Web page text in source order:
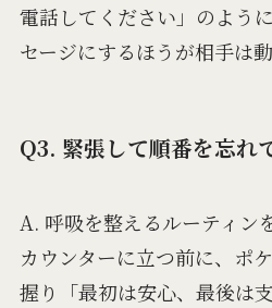
電話してください」のよう
セージにするほうが相手は
Q3. 緊張して順番を忘れ
A. 呼吸を整えるルーティン
カウンターに立つ前に、ポ
握り「最初は安心、最後は